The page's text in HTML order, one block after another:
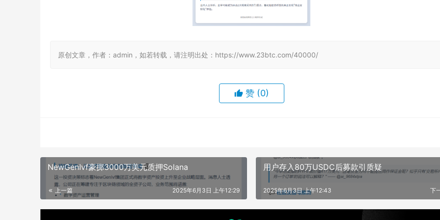
原创文章，作者：admin，如若转载，请注明出处：https://www.23btc.com/40000/
赞 (0)
NewGenIvf豪掷3000万美元质押Solana
上一篇 2025年6月3日 上午12:29
用户存入80万USDC后募款引质疑
下
2025年6月3日 上午12:43